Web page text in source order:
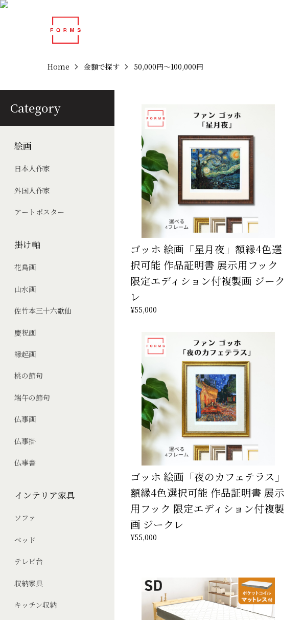
Home 金額で探す 50,000円～100,000円
Category
絵画
日本人作家
外国人作家
アートポスター
掛け軸
花鳥画
山水画
佐竹本三十六歌仙
慶祝画
縁起画
桃の節句
端午の節句
仏事画
仏事掛
仏事書
インテリア家具
ソファ
ベッド
テレビ台
収納家具
キッチン収納
ゴッホ 絵画「星月夜」額縁4色選
択可能 作品証明書 展示用フック
限定エディション付複製画 ジーク
レ
¥55,000
ゴッホ 絵画「夜のカフェテラス」
額縁4色選択可能 作品証明書 展示
用フック 限定エディション付複製
画 ジークレ
¥55,000